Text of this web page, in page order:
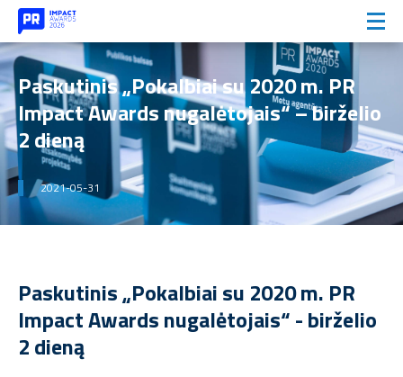
Paskutinis „Pokalbiai su 2020 m. PR
Impact Awards nugalėtojais“ – birželio
2 dieną
2021-05-31
Paskutinis „Pokalbiai su 2020 m. PR
Impact Awards nugalėtojais“ - birželio
2 dieną